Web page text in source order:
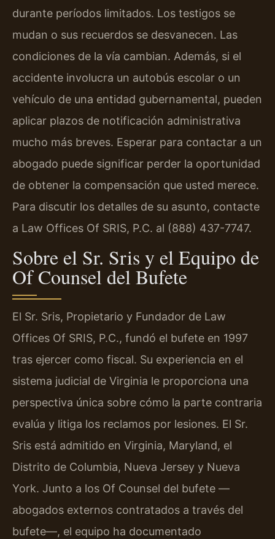
durante períodos limitados. Los testigos se
mudan o sus recuerdos se desvanecen. Las
condiciones de la vía cambian. Además, si el
accidente involucra un autobús escolar o un
vehículo de una entidad gubernamental, pueden
aplicar plazos de notificación administrativa
mucho más breves. Esperar para contactar a un
abogado puede significar perder la oportunidad
de obtener la compensación que usted merece.
Para discutir los detalles de su asunto, contacte
a Law Offices Of SRIS, P.C. al (888) 437-7747.
Sobre el Sr. Sris y el Equipo de
Of Counsel del Bufete
El Sr. Sris, Propietario y Fundador de Law
Offices Of SRIS, P.C., fundó el bufete en 1997
tras ejercer como fiscal. Su experiencia en el
sistema judicial de Virginia le proporciona una
perspectiva única sobre cómo la parte contraria
evalúa y litiga los reclamos por lesiones. El Sr.
Sris está admitido en Virginia, Maryland, el
Distrito de Columbia, Nueva Jersey y Nueva
York. Junto a los Of Counsel del bufete —
abogados externos contratados a través del
bufete—, el equipo ha documentado